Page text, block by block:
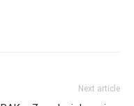
Next article